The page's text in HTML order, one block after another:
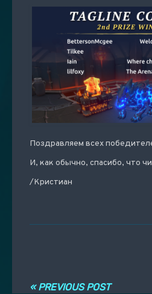
Поздравляем всех
И, как обычно, спасибо, что
/Кристиан
« PREVIOUS POST